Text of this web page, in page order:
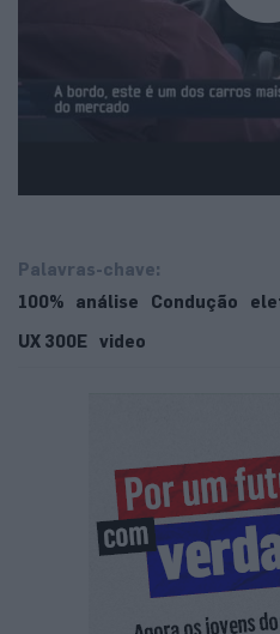
Palavras-chave:
100%
análise Condução
UX 300E video